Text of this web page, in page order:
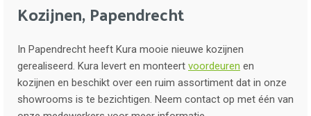
Kozijnen, Papendrecht
In Papendrecht heeft Kura mooie nieuwe kozijnen
gerealiseerd. Kura levert en monteert voordeuren en
kozijnen en beschikt over een ruim assortiment dat in onze
showrooms is te bezichtigen. Neem contact op met één van